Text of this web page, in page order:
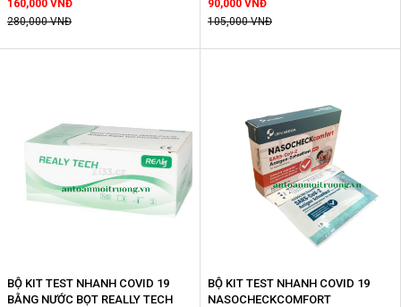
160,000 VNĐ
280,000 VNĐ
90,000 VNĐ
105,000 VNĐ
BỘ KIT TEST NHANH COVID 19
BẰNG NƯỚC BỌT REALLY TECH
BỘ KIT TEST NHANH COVID 19
NASOCHECKCOMFORT